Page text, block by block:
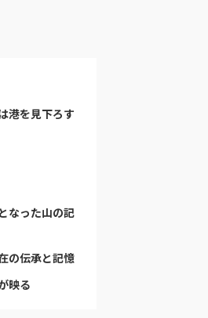
港を見下ろす
なった山の記
の伝承と記憶
映る